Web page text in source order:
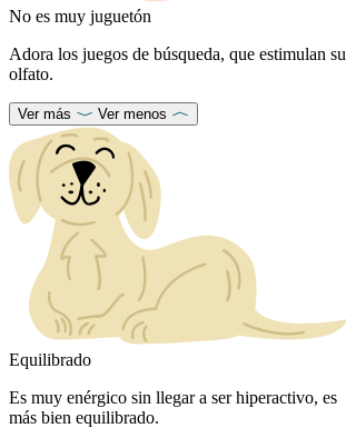
No es muy juguetón
Adora los juegos de búsqueda, que estimulan su
olfato.
Ver más Ver menos
Equilibrado
Es muy enérgico sin llegar a ser hiperactivo, es
más bien equilibrado.